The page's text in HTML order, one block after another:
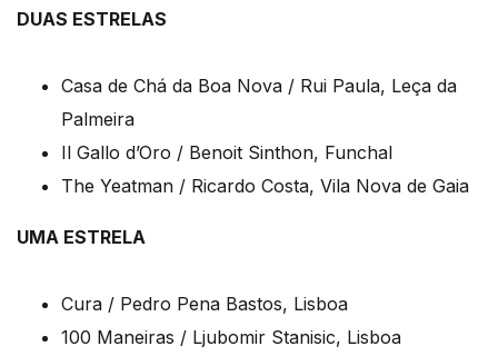
DUAS ESTRELAS
Casa de Chá da Boa Nova / Rui Paula, Leça da
Palmeira
Il Gallo d’Oro / Benoit Sinthon, Funchal
The Yeatman / Ricardo Costa, Vila Nova de Gaia
UMA ESTRELA
Cura / Pedro Pena Bastos, Lisboa
100 Maneiras / Ljubomir Stanisic, Lisboa